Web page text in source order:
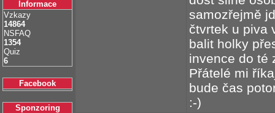
Informace
Vzkazy
14864
NSFAQ
1354
Quiz
6
Facebook
Sponzoring
samozřejmě
čtvrtek u piva
balit holky
invence do té
Přátelé mi
bude čas
:-)